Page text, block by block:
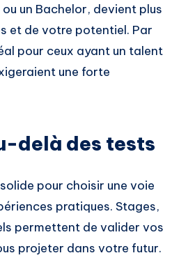
un Bachelor, devient plus
et de votre potentiel. Par
pour ceux ayant un talent
une forte
delà des tests
pour choisir une voie
pratiques. Stages,
permettent de valider vos
projeter dans votre futur.